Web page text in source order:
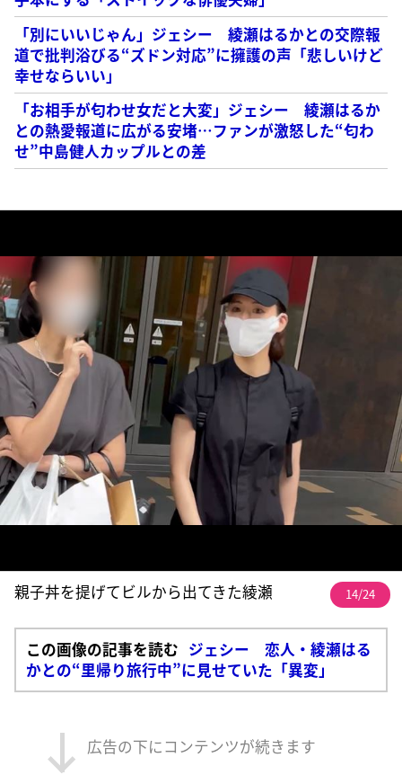
「別にいいじゃん」ジェシー 綾瀬はるかとの交際報
道で批判浴びる“ズドン対応”に擁護の声「悲しいけど
幸せならいい」
「お相手が匂わせ女だと大変」ジェシー 綾瀬はるか
との熱愛報道に広がる安堵…ファンが激怒した“匂わ
せ”中島健人カップルとの差
親子丼を提げてビルから出てきた綾瀬 14/24
この画像の記事を読む ジェシー 恋人・綾瀬はる
かとの“里帰り旅行中”に見せていた「異変」
広告の下にコンテンツが続きます